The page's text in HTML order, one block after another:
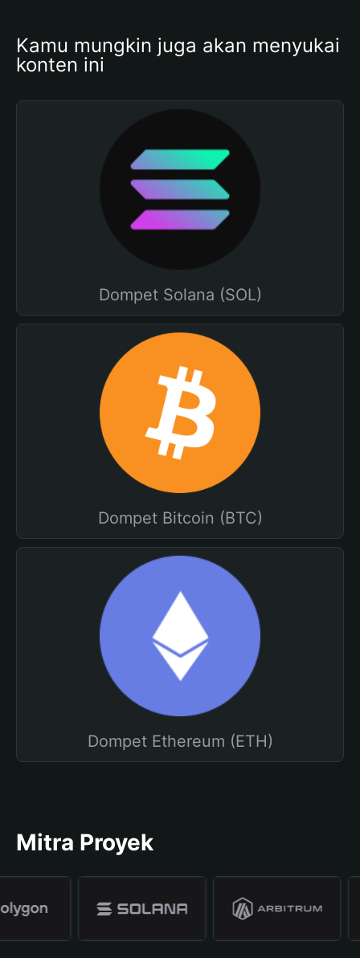
Kamu mungkin juga akan menyukai
konten ini
Dompet Solana (SOL)
Dompet Bitcoin (BTC)
Dompet Ethereum (ETH)
Mitra Proyek